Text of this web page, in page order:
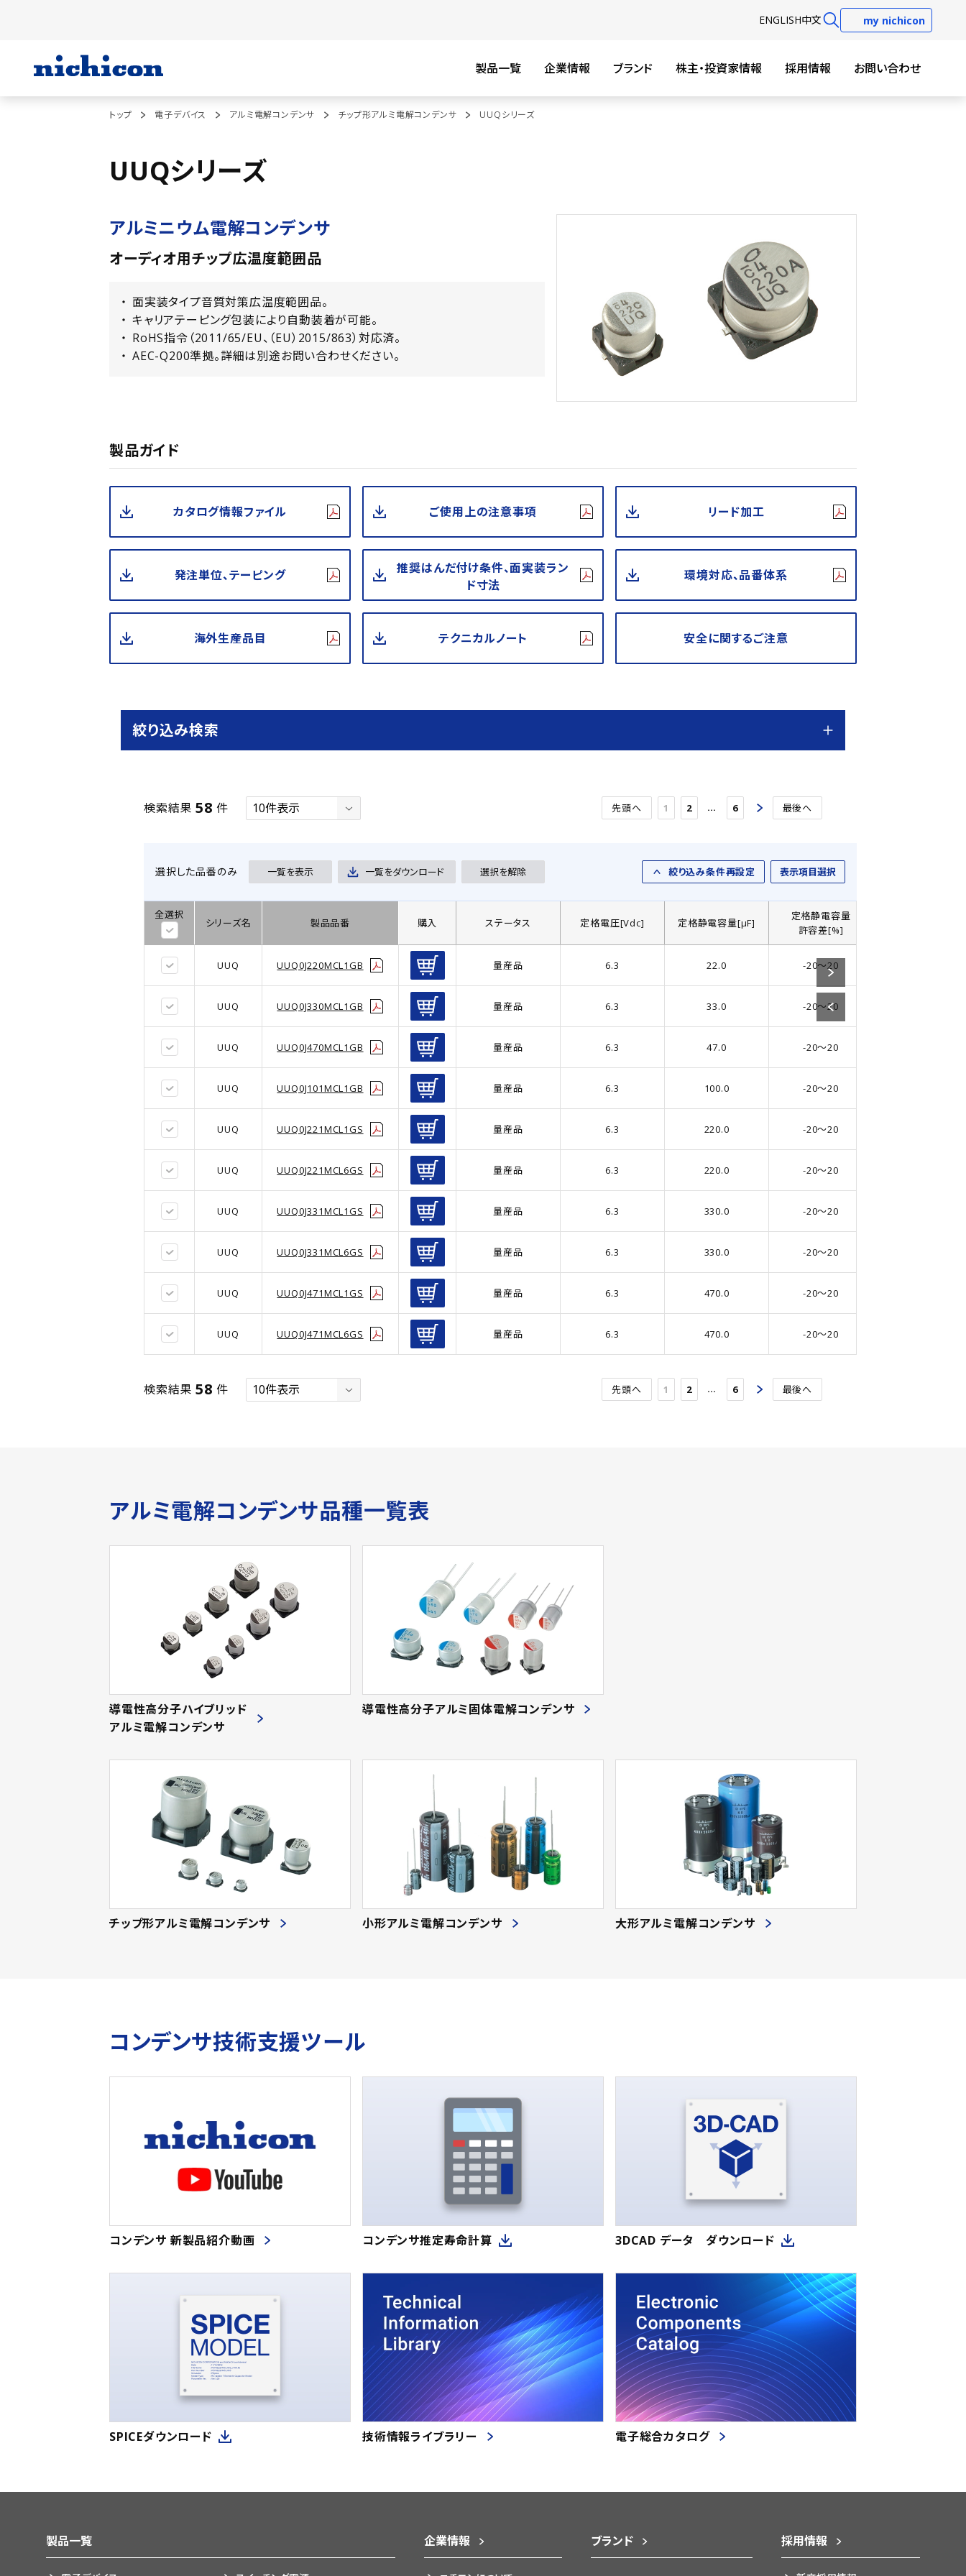
ENGLISH中文 my nichicon
製品一覧 企業情報 ブランド 株主・投資家情報 採用情報 お問い合わせ
トップ 電子デバイス アルミ電解コンデンサ チップ形アルミ電解コンデンサ UUQシリーズ
UUQシリーズ
アルミニウム電解コンデンサ
オーディオ用チップ広温度範囲品
面実装タイプ音質対策広温度範囲品。
キャリアテーピング包装により自動装着が可能。
RoHS指令（2011/65/EU、（EU）2015/863）対応済。
AEC-Q200準拠。詳細は別途お問い合わせください。
製品ガイド
カタログ情報ファイル ご使用上の注意事項 リード加工
発注単位、テーピング
推奨はんだ付け条件、面実装ラン
ド寸法
環境対応、品番体系
海外生産品目 テクニカルノート 安全に関するご注意
絞り込み検索
検索結果 58 件 先頭へ 1 2 … 6 最後へ
選択した品番のみ 一覧を表示 一覧をダウンロード 選択を解除 絞り込み条件再設定 表示項目選択
全選択
シリーズ名 製品品番 購入 ステータス 定格電圧[Vdc] 定格静電容量[µF]
定格静電容量
許容差[%]
UUQ UUQ0J220MCL1GB 量産品 6.3 22.0 -20～20
UUQ UUQ0J330MCL1GB 量産品 6.3 33.0 -20～20
UUQ UUQ0J470MCL1GB 量産品 6.3 47.0 -20～20
UUQ UUQ0J101MCL1GB 量産品 6.3 100.0 -20～20
UUQ UUQ0J221MCL1GS 量産品 6.3 220.0 -20～20
UUQ UUQ0J221MCL6GS 量産品 6.3 220.0 -20～20
UUQ UUQ0J331MCL1GS 量産品 6.3 330.0 -20～20
UUQ UUQ0J331MCL6GS 量産品 6.3 330.0 -20～20
UUQ UUQ0J471MCL1GS 量産品 6.3 470.0 -20～20
UUQ UUQ0J471MCL6GS 量産品 6.3 470.0 -20～20
検索結果 58 件 先頭へ 1 2 … 6 最後へ
アルミ電解コンデンサ品種一覧表
導電性高分子ハイブリッド
アルミ電解コンデンサ
導電性高分子アルミ固体電解コンデンサ
チップ形アルミ電解コンデンサ 小形アルミ電解コンデンサ 大形アルミ電解コンデンサ
コンデンサ技術支援ツール
コンデンサ 新製品紹介動画 コンデンサ推定寿命計算 3DCAD データ ダウンロード
SPICEダウンロード 技術情報ライブラリー 電子総合カタログ
製品一覧 企業情報 ブランド 採用情報